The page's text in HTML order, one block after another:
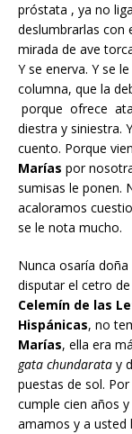
próstata , ya no
deslumbrarlas con
mirada de ave
Y se enerva. Y se
columna, que la
porque ofrece
diestra y siniestra.
cuento. Porque
Marías por
sumisas le ponen.
acaloramos
se le nota mucho.
Nunca osaría doña
disputar el cetro
Celemín de las
Hispánicas, no
Marías, ella era
gata chundarata y
puestas de sol.
cumple cien años y
amamos y a usted